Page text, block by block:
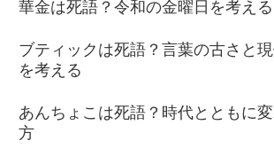
華金は死語？令和の金曜日を考える
ブティックは死語？言葉の古さと
を考える
あんちょこは死語？時代とともに
方